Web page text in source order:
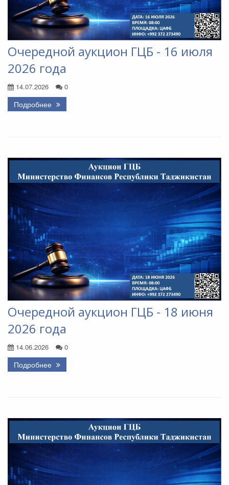
Очередной аукцион ГЦБ - 16 июля
2026 года
14.07.2026 0
Подробнее
Очередной аукцион ГЦБ - 18 июня
2026 года
14.06.2026 0
Подробнее